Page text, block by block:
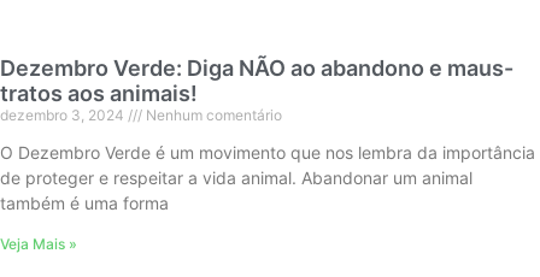
Dezembro Verde: Diga NÃO ao abandono e maus-
tratos aos animais!
dezembro 3, 2024 Nenhum comentário
O Dezembro Verde é um movimento que nos lembra da importância
de proteger e respeitar a vida animal. Abandonar um animal
também é uma forma
Veja Mais »